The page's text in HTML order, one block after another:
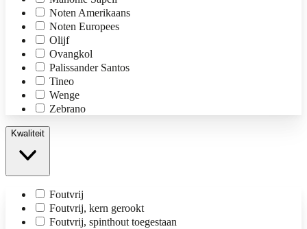
Noten Amerikaans
Noten Europees
Olijf
Ovangkol
Palissander Santos
Tineo
Wenge
Zebrano
Kwaliteit
Foutvrij
Foutvrij, kern gerookt
Foutvrij, spinthout toegestaan